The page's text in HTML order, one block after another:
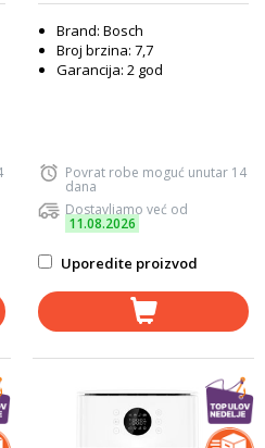
Brand: Bosch
Broj brzina: 7,7
Garancija: 2 god
Povrat robe moguć unutar 14
dana
Dostavljamo već od
11.08.2026
Uporedite proizvod